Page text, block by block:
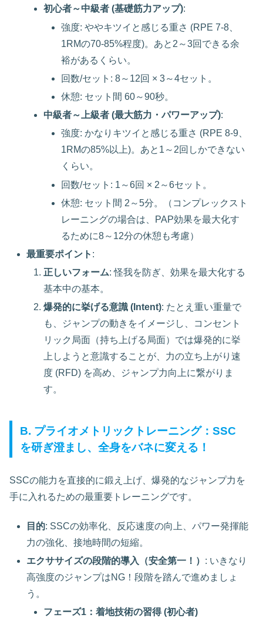
初心者～中級者 (基礎筋力アップ):
強度: ややキツイと感じる重さ (RPE 7-8、
1RMの70-85%程度)。あと2～3回できる余
裕があるくらい。
回数/セット: 8～12回 × 3～4セット。
休憩: セット間 60～90秒。
中級者～上級者 (最大筋力・パワーアップ):
強度: かなりキツイと感じる重さ (RPE 8-9、
1RMの85%以上)。あと1～2回しかできない
くらい。
回数/セット: 1～6回 × 2～6セット。
休憩: セット間 2～5分。（コンプレックスト
レーニングの場合は、PAP効果を最大化す
るために8～12分の休憩も考慮）
最重要ポイント :
正しいフォーム: 怪我を防ぎ、効果を最大化する
基本中の基本。
爆発的に挙げる意識 (Intent): たとえ重い重量で
も、ジャンプの動きをイメージし、コンセント
リック局面（持ち上げる局面）では爆発的に挙
上しようと意識することが、力の立ち上がり速
度 (RFD) を高め、ジャンプ力向上に繋がりま
す。
B. プライオメトリックトレーニング：SSC
を研ぎ澄まし、全身をバネに変える！
SSCの能力を直接的に鍛え上げ、爆発的なジャンプ力を
手に入れるための最重要トレーニングです。
目的: SSCの効率化、反応速度の向上、パワー発揮能
力の強化、接地時間の短縮。
エクササイズの段階的導入（安全第一！） : いきなり
高強度のジャンプはNG！段階を踏んで進めましょ
う。
フェーズ1：着地技術の習得 (初心者)